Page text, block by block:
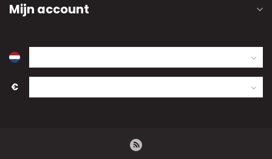
Mijn account
€